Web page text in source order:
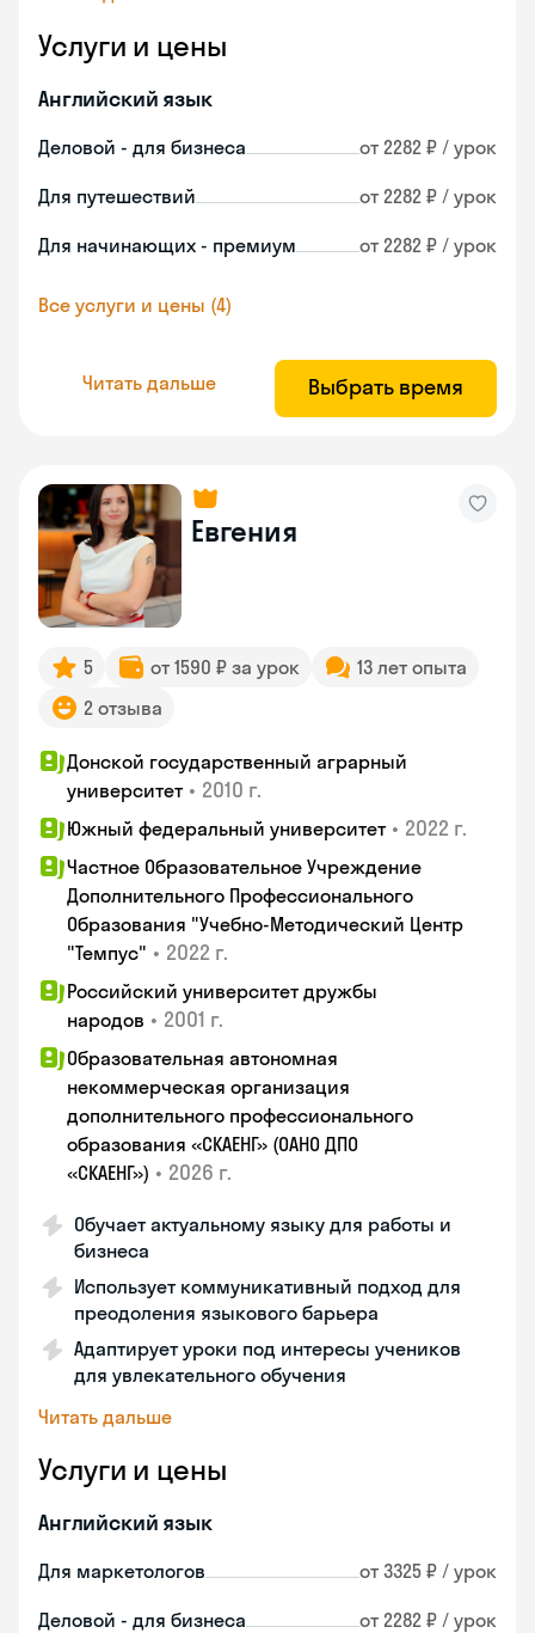
Услуги и цены
Английский язык
Деловой - для бизнеса от 2282 ₽ / урок
Для путешествий от 2282 ₽ / урок
Для начинающих - премиум от 2282 ₽ / урок
Все услуги и цены (4)
Читать дальше Выбрать время
Евгения
5 от 1590 ₽ за урок
13 лет опыта
2 отзыва
Донской государственный аграрный
университет • 2010 г.
Южный федеральный университет • 2022 г.
Частное Образовательное Учреждение
Дополнительного Профессионального
Образования "Учебно-Методический Центр
"Темпус" • 2022 г.
Российский университет дружбы
народов • 2001 г.
Образовательная автономная
некоммерческая организация
дополнительного профессионального
образования «СКАЕНГ» (ОАНО ДПО
«СКАЕНГ») • 2026 г.
Обучает актуальному языку для работы и
бизнеса
Использует коммуникативный подход для
преодоления языкового барьера
Адаптирует уроки под интересы учеников
для увлекательного обучения
Читать дальше
Услуги и цены
Английский язык
Для маркетологов от 3325 ₽ / урок
Деловой - для бизнеса от 2282 ₽ / урок